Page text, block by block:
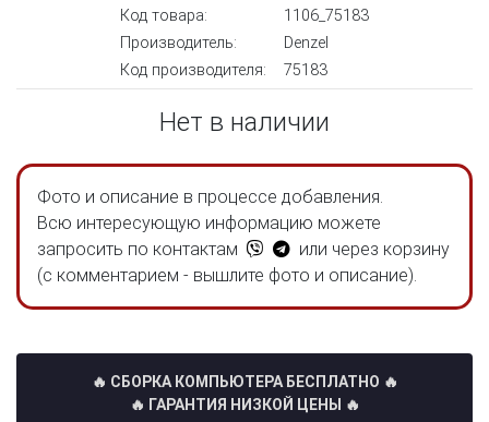
Код товара:
1106_75183
Производитель:
Denzel
Код производителя:
75183
Нет в наличии
Фото и описание в процессе добавления.
Всю интересующую информацию можете
запросить по контактам
или через корзину
(с комментарием - вышлите фото и описание).
🔥 СБОРКА КОМПЬЮТЕРА БЕСПЛАТНО 🔥
🔥 ГАРАНТИЯ НИЗКОЙ ЦЕНЫ 🔥